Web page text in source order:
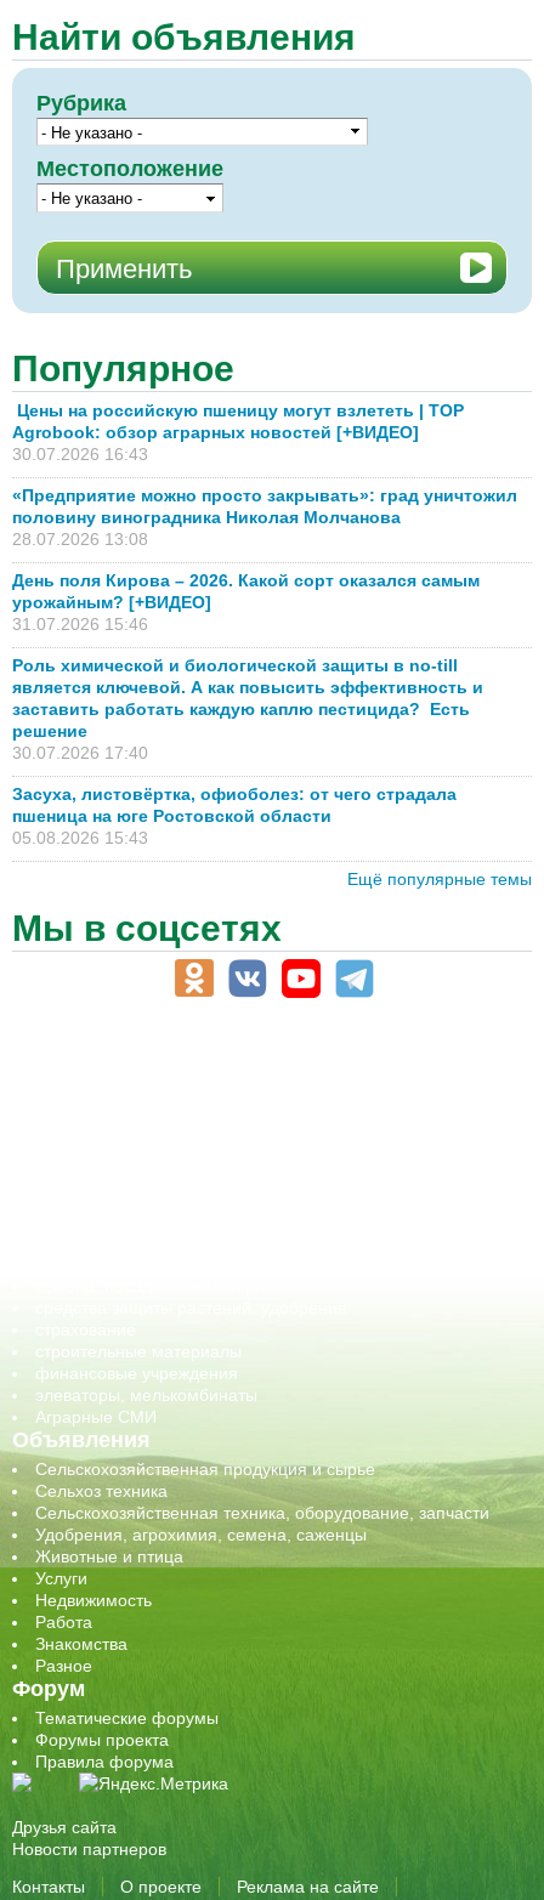
Найти объявления
Рубрика
Местоположение
Популярное
Цены на российскую пшеницу могут взлететь | TOP
Agrobook: обзор аграрных новостей [+ВИДЕО]
30.07.2026 16:43
«Предприятие можно просто закрывать»: град уничтожил
половину виноградника Николая Молчанова
28.07.2026 13:08
День поля Кирова – 2026. Какой сорт оказался самым
урожайным? [+ВИДЕО]
31.07.2026 15:46
Роль химической и биологической защиты в no-till
является ключевой. А как повысить эффективность и
заставить работать каждую каплю пестицида? Есть
решение
30.07.2026 17:40
Засуха, листовёртка, офиоболез: от чего страдала
пшеница на юге Ростовской области
05.08.2026 15:43
Ещё популярные темы
Мы в соцсетях
строительные материалы
финансовые учреждения
элеваторы, мелькомбинаты
Аграрные СМИ
Объявления
Сельскохозяйственная продукция и сырье
Сельхоз техника
Сельскохозяйственная техника, оборудование, запчасти
Удобрения, агрохимия, семена, саженцы
Животные и птица
Услуги
Недвижимость
Работа
Знакомства
Разное
Форум
Тематические форумы
Форумы проекта
Правила форума
Друзья сайта
Новости партнеров
Контакты
О проекте Реклама на сайте